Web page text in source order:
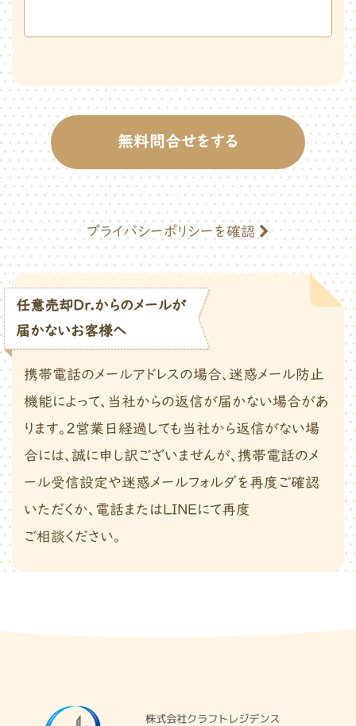
プライバシーポリシーを確認
任意売却Dr.からのメールが
届かないお客様へ
携帯電話のメールアドレスの場合、迷惑メール防止
機能によって、当社からの返信が届かない場合があ
ります。2営業日経過しても当社から返信がない場
合には、誠に申し訳ございませんが、携帯電話のメ
ール受信設定や迷惑メールフォルダを再度ご確認
いただくか、電話またはLINEにて再度
ご相談ください。